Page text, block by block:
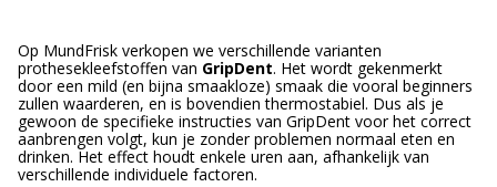
Op MundFrisk verkopen we verschillende varianten
prothesekleefstoffen van GripDent. Het wordt gekenmerkt
door een mild (en bijna smaakloze) smaak die vooral beginners
zullen waarderen, en is bovendien thermostabiel. Dus als je
gewoon de specifieke instructies van GripDent voor het correct
aanbrengen volgt, kun je zonder problemen normaal eten en
drinken. Het effect houdt enkele uren aan, afhankelijk van
verschillende individuele factoren.